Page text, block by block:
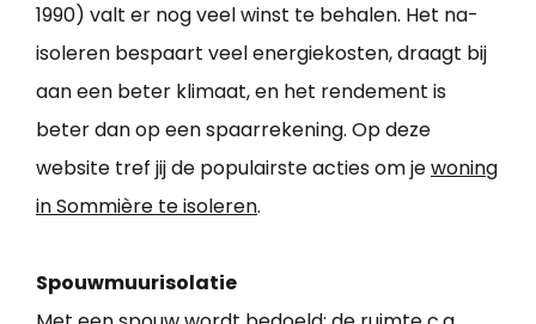
1990) valt er nog veel winst te behalen. Het na-
isoleren bespaart veel energiekosten, draagt bij
aan een beter klimaat, en het rendement is
beter dan op een spaarrekening. Op deze
website tref jij de populairste acties om jewoning
in Sommière te isoleren.
Spouwmuurisolatie